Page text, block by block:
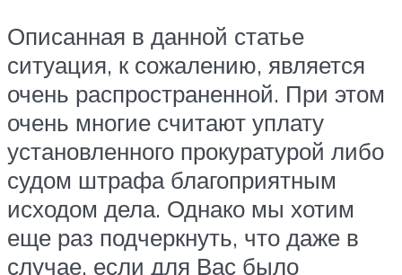
Описанная в данной статье
ситуация, к сожалению, является
очень распространенной. При этом
очень многие считают уплату
установленного прокуратурой либо
судом штрафа благоприятным
исходом дела. Однако мы хотим
еще раз подчеркнуть, что даже в
случае, если для Вас было